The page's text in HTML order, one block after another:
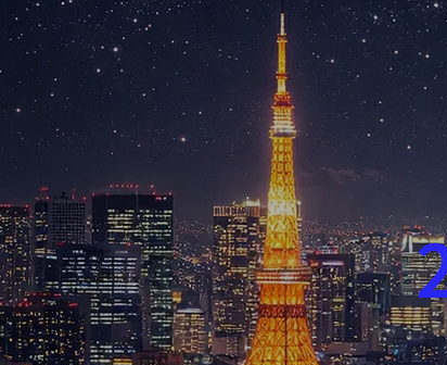
運命予報占いとは あな
記事カテゴリー
ブログ お知ら